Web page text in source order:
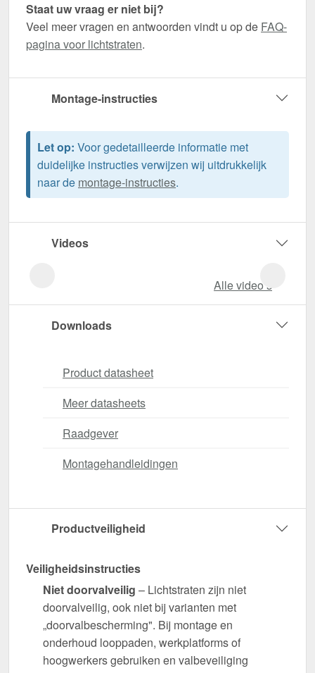
Staat uw vraag er niet bij?
Veel meer vragen en antwoorden vindt u op de FAQ-
pagina voor lichtstraten.
Montage-instructies
Let op: Voor gedetailleerde informatie met
duidelijke instructies verwijzen wij uitdrukkelijk
naar de montage-instructies.
Videos
Alle video‘s
Downloads
Product datasheet
Meer datasheets
Raadgever
Montagehandleidingen
Productveiligheid
Veiligheidsinstructies
Niet doorvalveilig – Lichtstraten zijn niet
doorvalveilig, ook niet bij varianten met
„doorvalbescherming". Bij montage en
onderhoud looppaden, werkplatforms of
hoogwerkers gebruiken en valbeveiliging